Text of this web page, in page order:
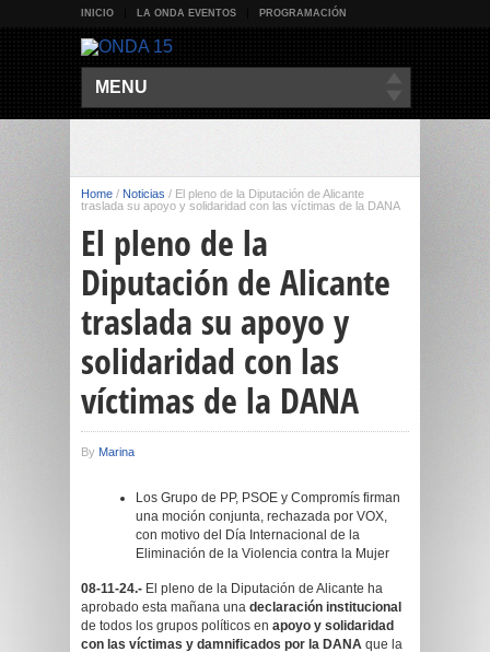
INICIO LA ONDA EVENTOS PROGRAMACIÓN
MENU
Home / Noticias / El pleno de la Diputación de Alicante
traslada su apoyo y solidaridad con las víctimas de la DANA
El pleno de la
Diputación de Alicante
traslada su apoyo y
solidaridad con las
víctimas de la DANA
By Marina
Los Grupo de PP, PSOE y Compromís firman
una moción conjunta, rechazada por VOX,
con motivo del Día Internacional de la
Eliminación de la Violencia contra la Mujer
08-11-24.- El pleno de la Diputación de Alicante ha
aprobado esta mañana una declaración institucional
de todos los grupos políticos en apoyo y solidaridad
con las víctimas y damnificados por la DANA que la